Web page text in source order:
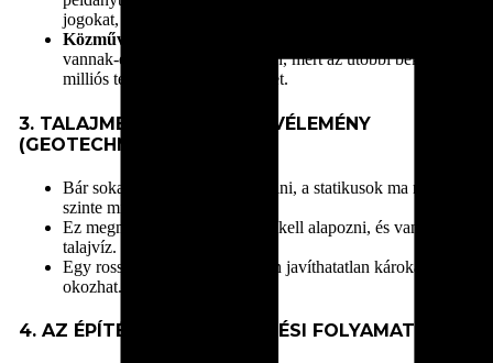
jogokat, vezetékjogokat és a tehermentességet.
Közművek:
vannak-e, vagy csak az utcában, mert az utóbbi bekötése
milliós tétel és hónapokba telhet.
3. TALAJMECHANIKAI SZAKVÉLEMÉNY
(GEOTECHNIKA)
Bár sokan próbálják megspórolni, a statikusok ma már
szinte mindenhol kérik.
Ez megmutatja, milyen mélyre kell alapozni, és van-e
talajvíz.
Egy rossz döntés ezen a ponton javíthatatlan károkat
okozhat.
4. AZ ÉPÍTÉSZ ÉS A TERVEZÉSI FOLYAMAT